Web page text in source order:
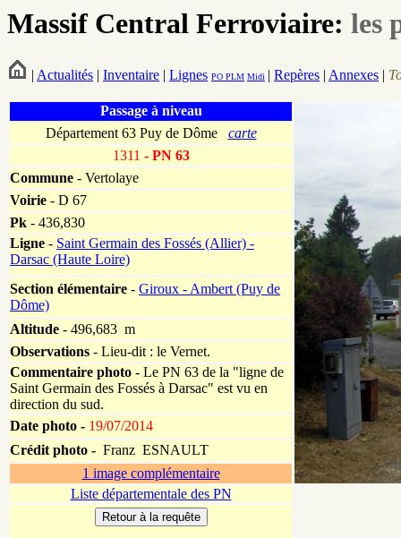
Massif Central Ferroviaire: les
| Actualités | Inventaire | Lignes PO PLM Midi | Repères | Annexes |
Passage à niveau
Département 63 Puy de Dôme carte
1311 - PN 63
Commune - Vertolaye
Voirie - D 67
Pk - 436,830
Ligne - Saint Germain des Fossés (Allier) -
Darsac (Haute Loire)
Section élémentaire - Giroux - Ambert (Puy de
Dôme)
Altitude - 496,683 m
Observations - Lieu-dit : le Vernet.
Commentaire photo - Le PN 63 de la "ligne de
Saint Germain des Fossés à Darsac" est vu en
direction du sud.
Date photo - 19/07/2014
Crédit photo - Franz ESNAULT
1 image complémentaire
Liste départementale des PN